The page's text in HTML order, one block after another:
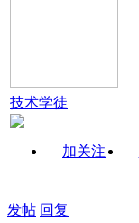
技术学徒
加关注
发帖 回复